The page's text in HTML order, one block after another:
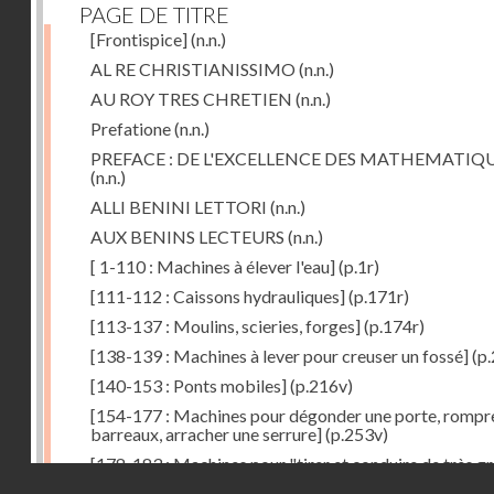
PAGE DE TITRE
[Frontispice](n.n.)
AL RE CHRISTIANISSIMO (n.n.)
AU ROY TRES CHRETIEN (n.n.)
Prefatione(n.n.)
PREFACE : DE L'EXCELLENCE DES
(n.n.)
ALLI BENINI LETTORI (n.n.)
AUX BENINS LECTEURS (n.n.)
[ 1-110 : Machines à élever l'eau](p.1r)
[111-112 : Caissons hydrauliques](p.171r)
[113-137 : Moulins, scieries, forges](p.174r)
[138-139 : Machines à lever pour creuser un fossé]
[140-153 : Ponts mobiles](p.216v)
[154-177 : Machines pour dégonder une porte,
barreaux, arracher une serrure](p.253v)
[178-183 : Machines pour "tirer et conduire de très